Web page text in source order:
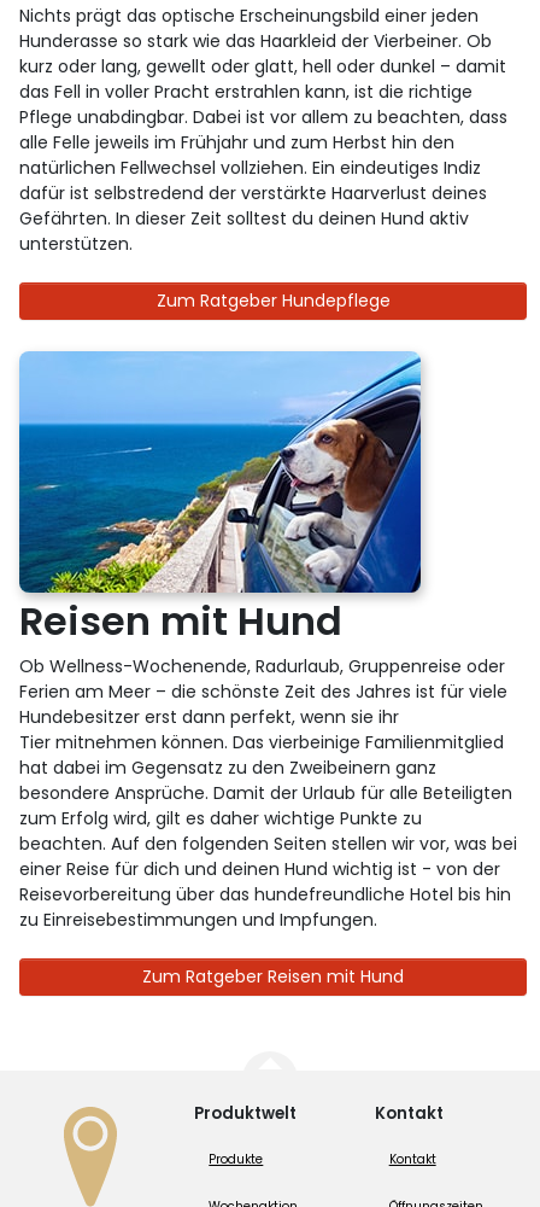
Nichts prägt das optische Erscheinungsbild einer jeden
Hunderasse so stark wie das Haarkleid der Vierbeiner. Ob
kurz oder lang, gewellt oder glatt, hell oder dunkel – damit
das Fell in voller Pracht erstrahlen kann, ist die richtige
Pflege unabdingbar. Dabei ist vor allem zu beachten, dass
alle Felle jeweils im Frühjahr und zum Herbst hin den
natürlichen Fellwechsel vollziehen. Ein eindeutiges Indiz
dafür ist selbstredend der verstärkte Haarverlust deines
Gefährten. In dieser Zeit solltest du deinen Hund aktiv
unterstützen.
Zum Ratgeber Hundepflege
Reisen mit Hund
Ob Wellness-Wochenende, Radurlaub, Gruppenreise oder
Ferien am Meer – die schönste Zeit des Jahres ist für viele
Hundebesitzer erst dann perfekt, wenn sie ihr
Tier mitnehmen können. Das vierbeinige Familienmitglied
hat dabei im Gegensatz zu den Zweibeinern ganz
besondere Ansprüche. Damit der Urlaub für alle Beteiligten
zum Erfolg wird, gilt es daher wichtige Punkte zu
beachten. Auf den folgenden Seiten stellen wir vor, was bei
einer Reise für dich und deinen Hund wichtig ist - von der
Reisevorbereitung über das hundefreundliche Hotel bis hin
zu Einreisebestimmungen und Impfungen.
Zum Ratgeber Reisen mit Hund
Produktwelt
Produkte
Kontakt
Kontakt